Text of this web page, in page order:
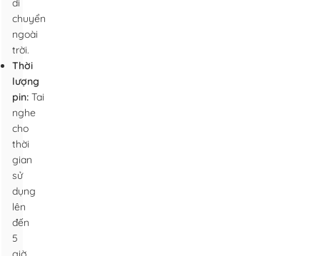
di
chuyển
ngoài
trời.
Thời
lượng
pin: Tai
nghe
cho
thời
gian
sử
dụng
lên
đến
5